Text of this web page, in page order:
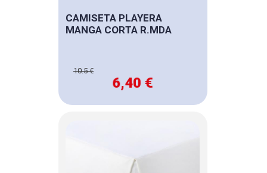
CAMISETA PLAYERA
MANGA CORTA R.MDA
10.5 €
6,40 €